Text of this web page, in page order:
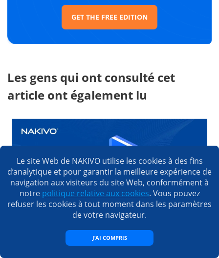
GET THE FREE EDITION
Les gens qui ont consulté cet
article ont également lu
Configuration initiale de l’hôte VMware ESXi
Le site Web de NAKIVO utilise les cookies à des fins
d’analytique et pour garantir la meilleure expérience de
navigation aux visiteurs du site Web, conformément à
notre politique relative aux cookies. Vous pouvez
refuser les cookies à tout moment dans les paramètres
de votre navigateur.
J’AI COMPRIS